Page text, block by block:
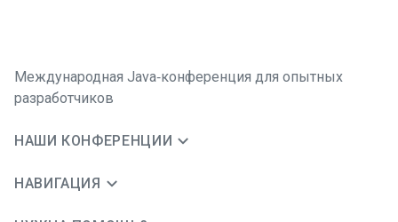
Международная Java‑конференция для опытных
разработчиков
НАШИ КОНФЕРЕНЦИИ
НАВИГАЦИЯ